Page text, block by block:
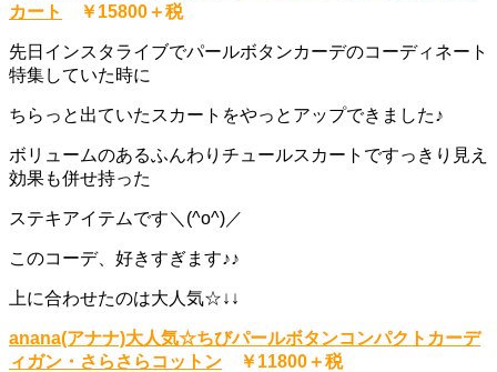
カート
￥15800＋税
先日インスタライブでパールボタンカーデのコーディネート
特集していた時に
ちらっと出ていたスカートをやっとアップできました♪
ボリュームのあるふんわりチュールスカートですっきり見え
効果も併せ持った
ステキアイテムです＼(^o^)／
このコーデ、好きすぎます♪♪
上に合わせたのは大人気☆↓↓
anana(アナナ)大人気☆ちびパールボタンコンパクトカーデ
ィガン・さらさらコットン ￥11800＋税